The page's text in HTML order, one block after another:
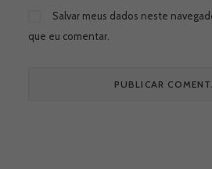
Salvar meus dados neste
que eu comentar.